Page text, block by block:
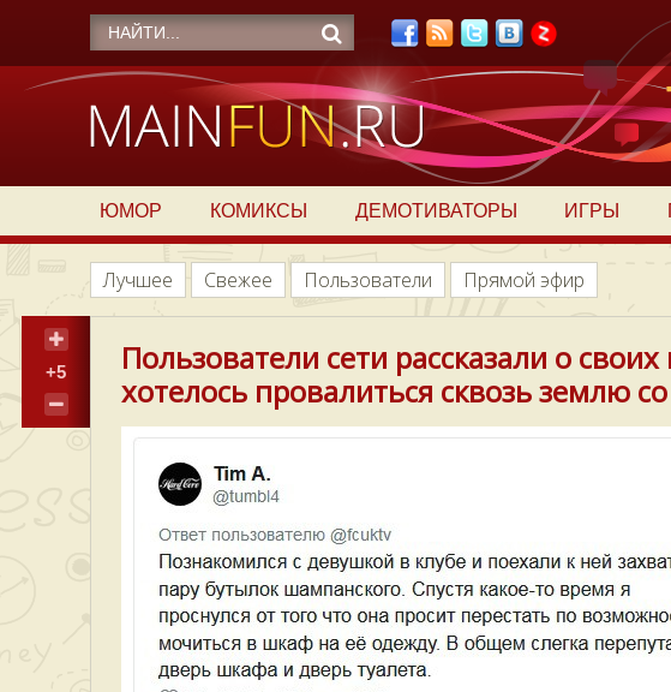
ЮМОР КОМИКСЫ ДЕМОТИВАТОРЫ ИГРЫ
Лучшее Свежее Пользователи Прямой эфир
+5
Пользователи сети рассказали о
хотелось провалиться сквозь землю